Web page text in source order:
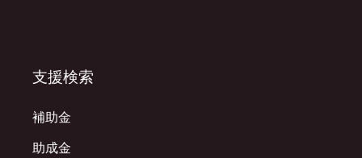
支援検索
補助金
助成金